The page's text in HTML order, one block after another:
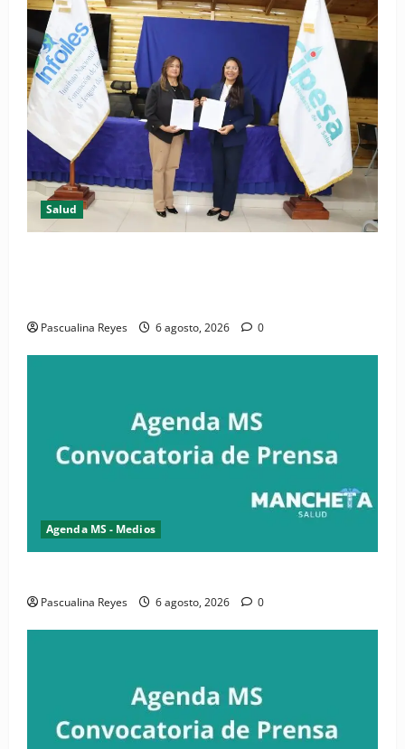
Salud
Pascualina Reyes 6 agosto, 2026 0
Agenda MS - Medios
Pascualina Reyes 6 agosto, 2026 0